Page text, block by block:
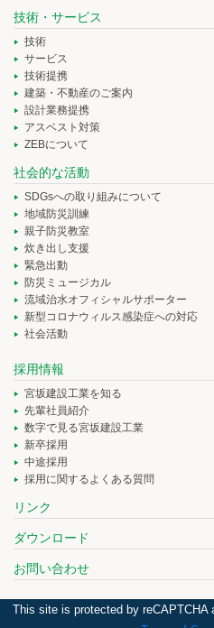
技術・サービス
技術
サービス
技術提携
建築・不動産のご案内
設計業務提携
アスベスト対策
ZEBについて
社会的な活動
SDGsへの取り組みについて
地域防災訓練
親子防災教室
炊き出し支援
緊急出動
防災ミュージカル
流域治水オフィシャルサポーター
新型コロナウィルス感染症への対応
社会活動
採用情報
宮坂建設工業を知る
先輩社員紹介
数字で見る宮坂建設工業
新卒採用
中途採用
採用に関するよくある質問
リンク
ダウンロード
お問い合わせ
This site is protected by reCAPTCHA